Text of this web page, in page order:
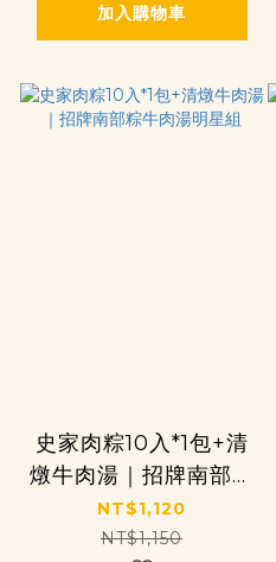
加入購物車
史家肉粽10入*1包+清
燉牛肉湯｜招牌南部粽
牛肉湯明星組
NT$1,120
NT$1,150